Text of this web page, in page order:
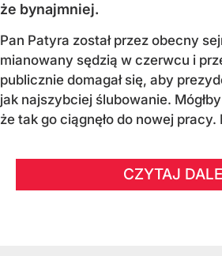
że bynajmniej.
Pan Patyra został przez obecny
mianowany sędzią w czerwcu i
publicznie domagał się, aby
jak najszybciej ślubowanie.
że tak go ciągnęło do nowej pracy.
CZYTAJ